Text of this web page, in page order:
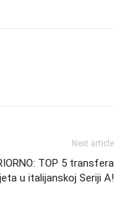
Next article
TOP 5 transfera
u italijanskoj Seriji A!